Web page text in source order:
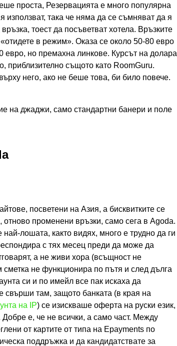
проста, Резервацията е много популярна
използват, така че няма да се съмняват да я
тоест да посъветват хотела. Връзките
в режим». Оказа се около 50-80 евро
но премахна линкове. Курсът на долара
приблизително същото като RoomGuru.
него, ако не беше това, би било повече.
на джаджи, само стандартни банери и поле
посветени на Азия, а бисквитките се
променени връзки, само сега в Agoda.
лошата, както видях, много е трудно да ги
с тях месец преди да може да
а не живи хора (всъщност не
не функционира по пътя и след дълга
си и по имейл все пак искаха да
свърши там, защото банката (в края на
на IP) се изискваше оферта на руски език,
е, че не всички, а само част. Между
от картите от типа на Epayments по
поддръжка и да кандидатствате за